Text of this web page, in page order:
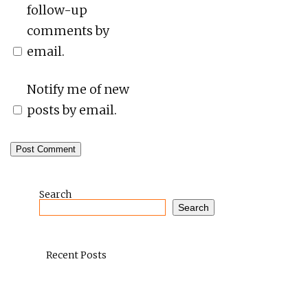
follow-up
comments by
email.
Notify me of new
posts by email.
Search
Search
Recent Posts